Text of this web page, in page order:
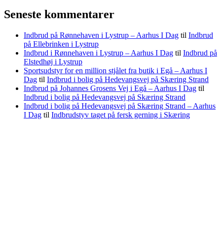
Seneste kommentarer
Indbrud på Rønnehaven i Lystrup – Aarhus I Dag til Indbrud
på Ellebrinken i Lystrup
Indbrud i Rønnehaven i Lystrup – Aarhus I Dag til Indbrud på
Elstedhøj i Lystrup
Sportsudstyr for en million stjålet fra butik i Egå – Aarhus I
Dag til Indbrud i bolig på Hedevangsvej på Skæring Strand
Indbrud på Johannes Grosens Vej i Egå – Aarhus I Dag til
Indbrud i bolig på Hedevangsvej på Skæring Strand
Indbrud i bolig på Hedevangsvej på Skæring Strand – Aarhus
I Dag til Indbrudstyv taget på fersk gerning i Skæring